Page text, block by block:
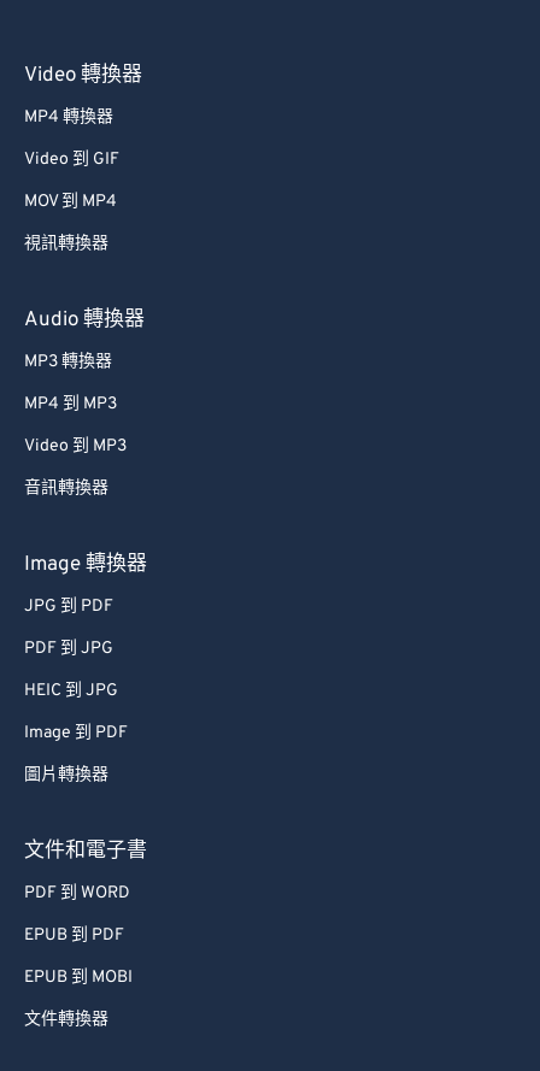
Video 轉換器
MP4 轉換器
Video 到 GIF
MOV 到 MP4
視訊轉換器
Audio 轉換器
MP3 轉換器
MP4 到 MP3
Video 到 MP3
音訊轉換器
Image 轉換器
JPG 到 PDF
PDF 到 JPG
HEIC 到 JPG
Image 到 PDF
圖片轉換器
文件和電子書
PDF 到 WORD
EPUB 到 PDF
EPUB 到 MOBI
文件轉換器